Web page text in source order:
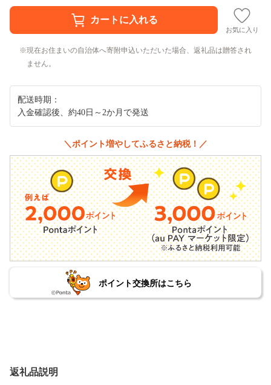
お気に入り
現在お住まいの自治体へ寄附申込いただいた場合、返礼品は贈答され
ません。
配送時期：
入金確認後、約40日～2か月で発送
＼ポイント増やしてふるさと納税！／
ポイント交換所はこちら
返礼品説明